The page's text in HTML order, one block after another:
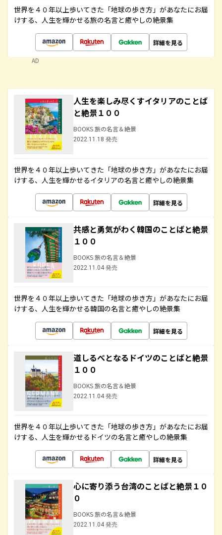
世界を４０年以上歩いてきた「地球の歩き方」があなたにお届
けする、人生を輝かせる旅の名言と癒やしの絶景集
詳細を見る
AD
人生を楽しみ尽くすイタリアのことば
と絶景１００
BOOKS 旅の名言＆絶景
2022.11.18 発売
世界を４０年以上歩いてきた「地球の歩き方」があなたにお届
けする、人生を輝かせるイタリアの名言と癒やしの絶景集
詳細を見る
共感と勇気がわく韓国のことばと絶景
１００
BOOKS 旅の名言＆絶景
2022.11.04 発売
世界を４０年以上歩いてきた「地球の歩き方」があなたにお届
けする、人生を輝かせる韓国の名言と癒やしの絶景集
詳細を見る
道しるべとなるドイツのことばと絶景
１００
BOOKS 旅の名言＆絶景
2022.11.04 発売
世界を４０年以上歩いてきた「地球の歩き方」があなたにお届
けする、人生を輝かせるドイツの名言と癒やしの絶景集
詳細を見る
心に寄り添う台湾のことばと絶景１０
０
BOOKS 旅の名言＆絶景
2022.11.04 発売